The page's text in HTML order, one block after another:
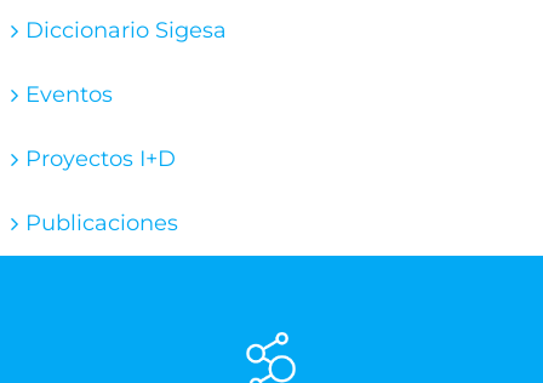
Diccionario Sigesa
Eventos
Proyectos I+D
Publicaciones